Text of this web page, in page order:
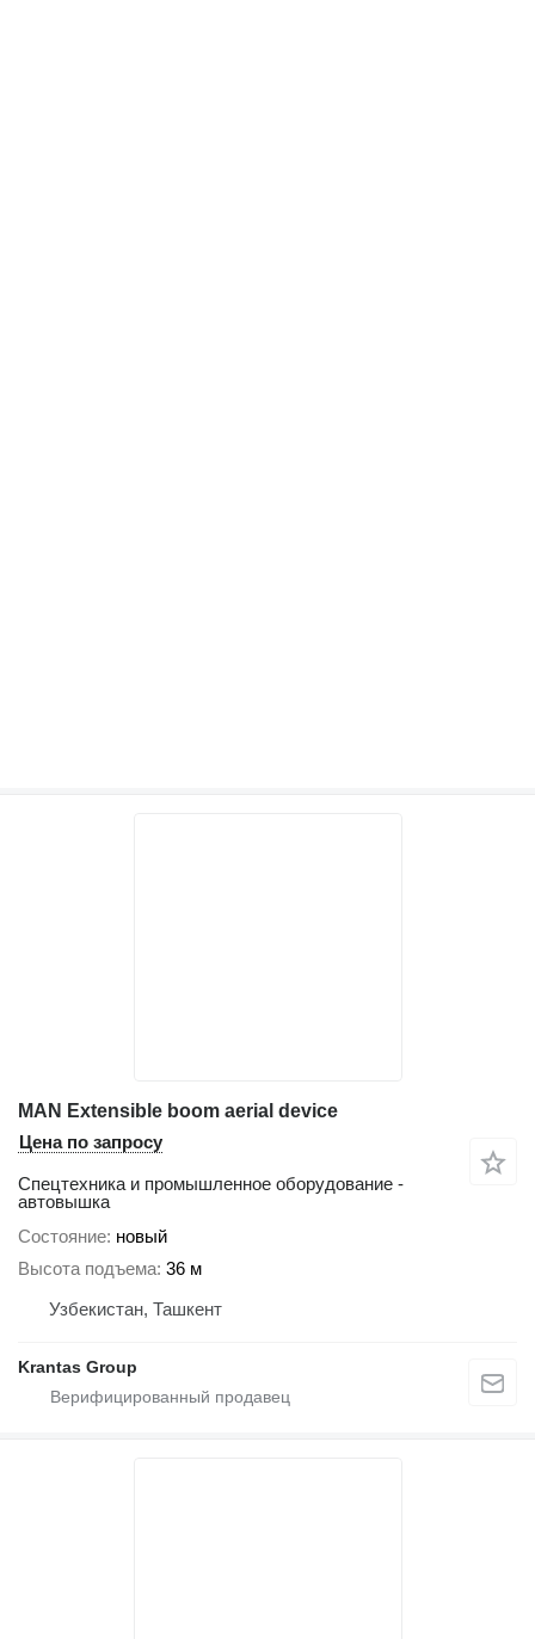
MAN Extensible boom aerial device
Цена по запросу
Спецтехника и промышленное оборудование -
автовышка
Состояние новый
Высота подъема 36 м
Узбекистан, Ташкент
Krantas Group